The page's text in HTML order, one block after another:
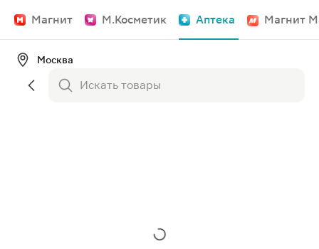
Магнит М.Косметик Аптека Магнит
Москва